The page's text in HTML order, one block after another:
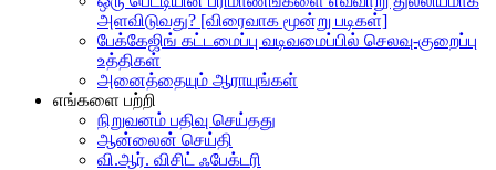
அளவிடுவது? [விரைவாக மூன்று படிகள்]
பேக்கேஜிங் கட்டமைப்பு வடிவமைப்பில் செலவு-குறைப்பு
உத்திகள்
அனைத்தையும் ஆராயுங்கள்
எங்களை பற்றி
நிறுவனம் பதிவு செய்தது
ஆன்லைன் செய்தி
வி.ஆர். விசிட் ஃபேக்டரி